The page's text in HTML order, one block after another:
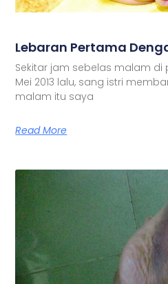
Lebaran Pertama
Sekitar jam sebelas malam di
Mei 2013 lalu, sang istri
malam itu saya
Read More